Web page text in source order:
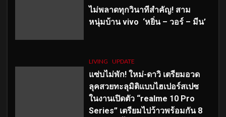
ไม่พลาดทุกวินาทีสำคัญ! สาม
หนุ่มบ้าน vivo ‘หยิ่น – วอร์ – มีน’
LIVING UPDATE
แซ่บไม่พัก! ใหม่-ดาวิ เตรียมอวด
ลุคสวยทะลุมิติแบบไฮเปอร์สเปซ
ในงานเปิดตัว “realme 10 Pro
Series” เตรียมไปว้าวพร้อมกัน 8